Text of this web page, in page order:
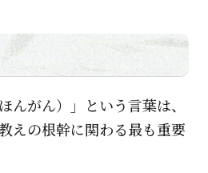
んがん）」という言葉は、
えの根幹に関わる最も重要